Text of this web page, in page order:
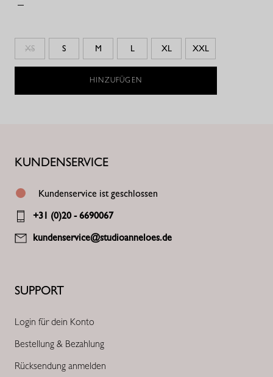
XS S M L XL XXL
HINZUFÜGEN
SUPPORT
Login für dein Konto
Bestellung & Bezahlung
Rücksendung anmelden
KUNDENSERVICE
Kundenservice ist geschlossen
+31 (0)20 - 6690067
kundenservice@studioanneloes.de